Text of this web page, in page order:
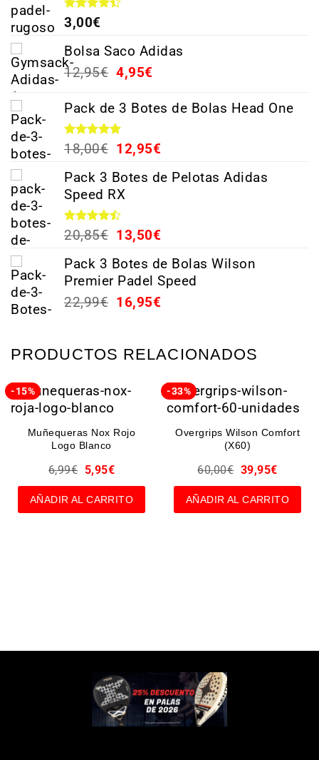
Valorado
con 4.38
3,00€
Bolsa Saco Adidas
12,95€ 4,95€
Pack de 3 Botes de Bolas Head One
Valorado
con 5.00
18,00€ 12,95€
Pack 3 Botes de Pelotas Adidas
Speed RX
Valorado
con 4.44
20,85€ 13,50€
Pack 3 Botes de Bolas Wilson
Premier Padel Speed
22,99€ 16,95€
PRODUCTOS RELACIONADOS
-15%
Muñequeras Nox Rojo
Logo Blanco
6,99€ 5,95€
AÑADIR AL CARRITO
-33%
Overgrips Wilson Comfort
(X60)
60,00€ 39,95€
AÑADIR AL CARRITO